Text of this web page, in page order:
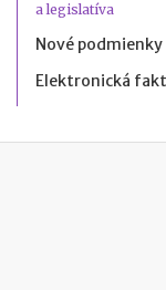
a legislatíva
Nové
Elektronická